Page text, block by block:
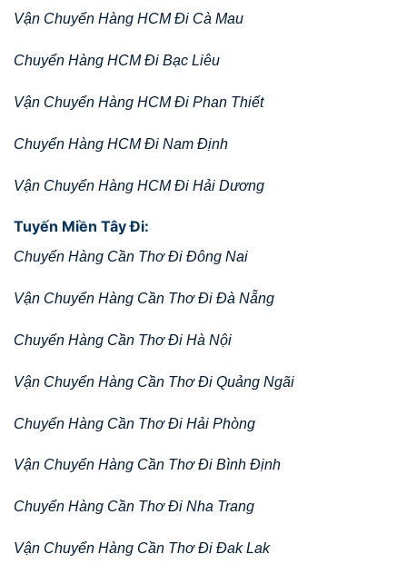
Vận Chuyển Hàng HCM Đi Cà Mau
Chuyển Hàng HCM Đi Bạc Liêu
Vận Chuyển Hàng HCM Đi Phan Thiết
Chuyển Hàng HCM Đi Nam Định
Vận Chuyển Hàng HCM Đi Hải Dương
Tuyến Miền Tây Đi:
Chuyển Hàng Cần Thơ Đi Đông Nai
Vận Chuyển Hàng Cần Thơ Đi Đà Nẵng
Chuyển Hàng Cần Thơ Đi Hà Nội
Vận Chuyển Hàng Cần Thơ Đi Quảng Ngãi
Chuyển Hàng Cần Thơ Đi Hải Phòng
Vận Chuyển Hàng Cần Thơ Đi Bình Định
Chuyển Hàng Cần Thơ Đi Nha Trang
Vận Chuyển Hàng Cần Thơ Đi Đak Lak